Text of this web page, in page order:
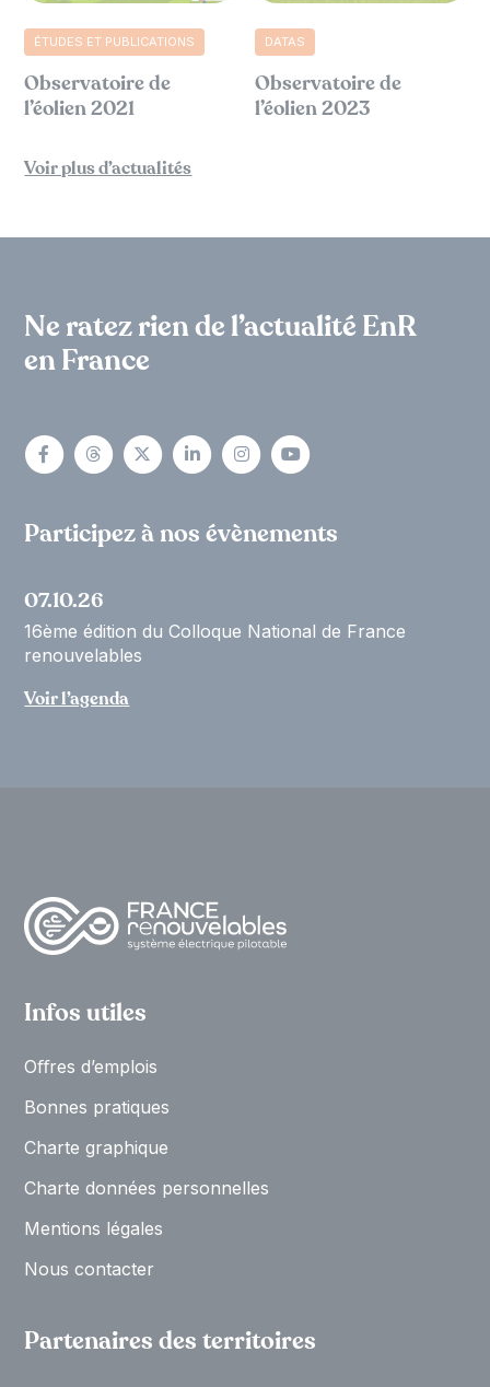
ÉTUDES ET PUBLICATIONS
Observatoire de
l’éolien 2021
DATAS
Observatoire de
l’éolien 2023
Voir plus d’actualités
Ne ratez rien de l’actualité EnR
en France
Participez à nos évènements
07.10.26
16ème édition du Colloque National de France
renouvelables
Voir l’agenda
Infos utiles
Oﬀres d’emplois
Bonnes pratiques
Charte graphique
Charte données personnelles
Mentions légales
Nous contacter
Partenaires des territoires